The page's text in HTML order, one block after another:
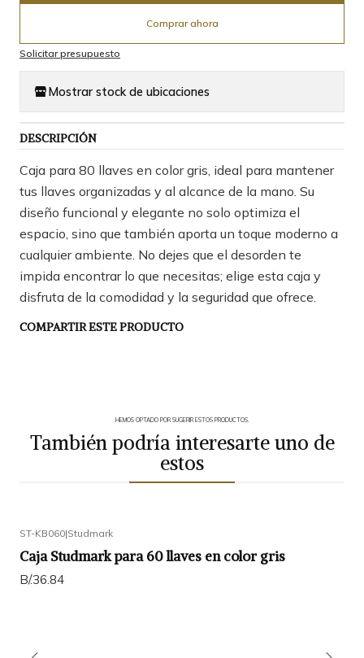
Comprar ahora
Solicitar presupuesto
Mostrar stock de ubicaciones
DESCRIPCIÓN
Caja para 80 llaves en color gris, ideal para mantener
tus llaves organizadas y al alcance de la mano. Su
diseño funcional y elegante no solo optimiza el
espacio, sino que también aporta un toque moderno a
cualquier ambiente. No dejes que el desorden te
impida encontrar lo que necesitas; elige esta caja y
disfruta de la comodidad y la seguridad que ofrece.
COMPARTIR ESTE PRODUCTO
HEMOS OPTADO POR SUGERIR ESTOS PRODUCTOS.
También podría interesarte uno de
estos
ST-KB060|Studmark
Caja Studmark para 60 llaves en color gris
B/.36.84